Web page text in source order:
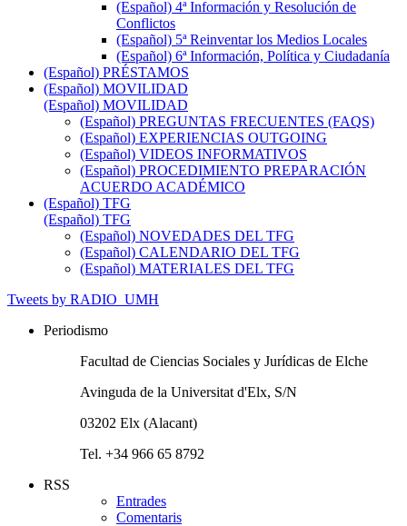
(Español) 4ª Información y Resolución de
Conflictos
(Español) 5ª Reinventar los Medios Locales
(Español) 6ª Información, Política y Ciudadanía
(Español) PRÉSTAMOS
(Español) MOVILIDAD
(Español) MOVILIDAD
(Español) PREGUNTAS FRECUENTES (FAQS)
(Español) EXPERIENCIAS OUTGOING
(Español) VIDEOS INFORMATIVOS
(Español) PROCEDIMIENTO PREPARACIÓN
ACUERDO ACADÉMICO
(Español) TFG
(Español) TFG
(Español) NOVEDADES DEL TFG
(Español) CALENDARIO DEL TFG
(Español) MATERIALES DEL TFG
Tweets by RADIO_UMH
Periodismo
Facultad de Ciencias Sociales y Jurídicas de Elche
Avinguda de la Universitat d'Elx, S/N
03202 Elx (Alacant)
Tel. +34 966 65 8792
RSS
Entrades
Comentaris